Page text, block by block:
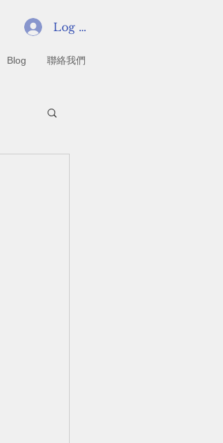
Log In
Blog 聯絡我們